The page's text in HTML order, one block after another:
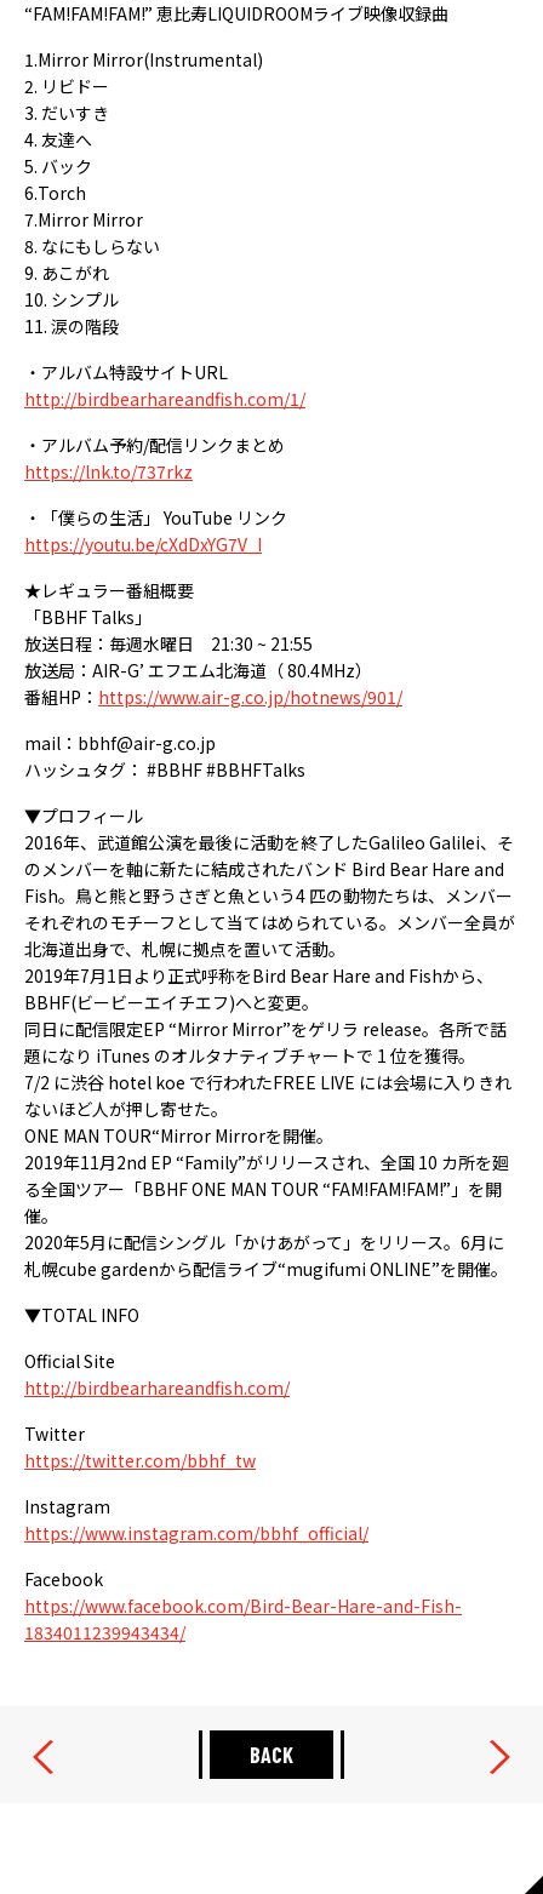
“FAM!FAM!FAM!” 恵比寿LIQUIDROOMライブ映像収録曲
1.Mirror Mirror(Instrumental)
2. リビドー
3. だいすき
4. 友達へ
5. バック
6.Torch
7.Mirror Mirror
8. なにもしらない
9. あこがれ
10. シンプル
11. 涙の階段
・アルバム特設サイトURL
http://birdbearhareandfish.com/1/
・アルバム予約/配信リンクまとめ
https://lnk.to/737rkz
・「僕らの生活」 YouTube リンク
https://youtu.be/cXdDxYG7V_I
★レギュラー番組概要
「BBHF Talks」
放送日程：毎週水曜日 21:30 ~ 21:55
放送局：AIR-G’ エフエム北海道（ 80.4MHz）
番組HP： https://www.air-g.co.jp/hotnews/901/
mail：bbhf@air-g.co.jp
ハッシュタグ： #BBHF #BBHFTalks
▼プロフィール
2016年、武道館公演を最後に活動を終了したGalileo Galilei、そ
のメンバーを軸に新たに結成されたバンド Bird Bear Hare and
Fish。鳥と熊と野うさぎと魚という4 匹の動物たちは、メンバー
それぞれのモチーフとして当てはめられている。メンバー全員が
北海道出身で、札幌に拠点を置いて活動。
2019年7月1日より正式呼称をBird Bear Hare and Fishから、
BBHF(ビービーエイチエフ)へと変更。
同日に配信限定EP “Mirror Mirror”をゲリラ release。各所で話
題になり iTunes のオルタナティブチャートで 1 位を獲得。
7/2 に渋谷 hotel koe で行われたFREE LIVE には会場に入りきれ
ないほど人が押し寄せた。
ONE MAN TOUR“Mirror Mirrorを開催。
2019年11月2nd EP “Family”がリリースされ、全国 10 カ所を廻
る全国ツアー「BBHF ONE MAN TOUR “FAM!FAM!FAM!”」を開
催。
2020年5月に配信シングル「かけあがって」をリリース。6月に
札幌cube gardenから配信ライブ“mugifumi ONLINE”を開催。
▼TOTAL INFO
Official Site
http://birdbearhareandfish.com/
Twitter
https://twitter.com/bbhf_tw
Instagram
https://www.instagram.com/bbhf_official/
Facebook
https://www.facebook.com/Bird-Bear-Hare-and-Fish-
1834011239943434/
BACK